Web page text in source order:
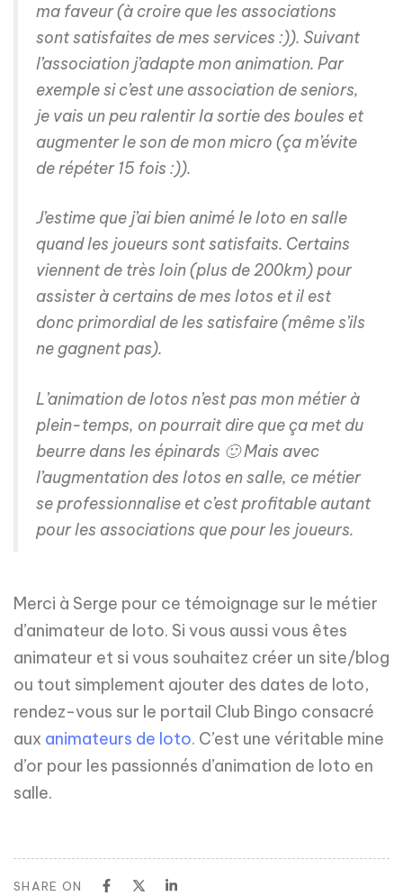
ma faveur (à croire que les associations
sont satisfaites de mes services :)). Suivant
l’association j’adapte mon animation. Par
exemple si c’est une association de seniors,
je vais un peu ralentir la sortie des boules et
augmenter le son de mon micro (ça m’évite
de répéter 15 fois :)).
J’estime que j’ai bien animé le loto en salle
quand les joueurs sont satisfaits. Certains
viennent de très loin (plus de 200km) pour
assister à certains de mes lotos et il est
donc primordial de les satisfaire (même s’ils
ne gagnent pas).
L’animation de lotos n’est pas mon métier à
plein-temps, on pourrait dire que ça met du
beurre dans les épinards 🙂 Mais avec
l’augmentation des lotos en salle, ce métier
se professionnalise et c’est profitable autant
pour les associations que pour les joueurs.
Merci à Serge pour ce témoignage sur le métier
d’animateur de loto. Si vous aussi vous êtes
animateur et si vous souhaitez créer un site/blog
ou tout simplement ajouter des dates de loto,
rendez-vous sur le portail Club Bingo consacré
aux animateurs de loto. C’est une véritable mine
d’or pour les passionnés d’animation de loto en
salle.
SHARE ON